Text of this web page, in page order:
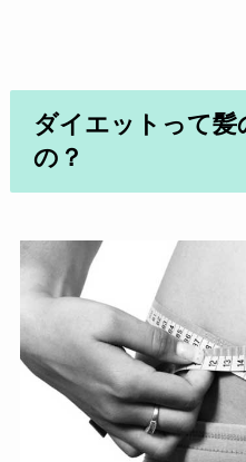
ダイエットって髪
の？